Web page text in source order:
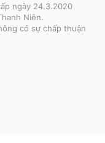
ngày 24.3.2020
Niên.
có sự chấp thuận